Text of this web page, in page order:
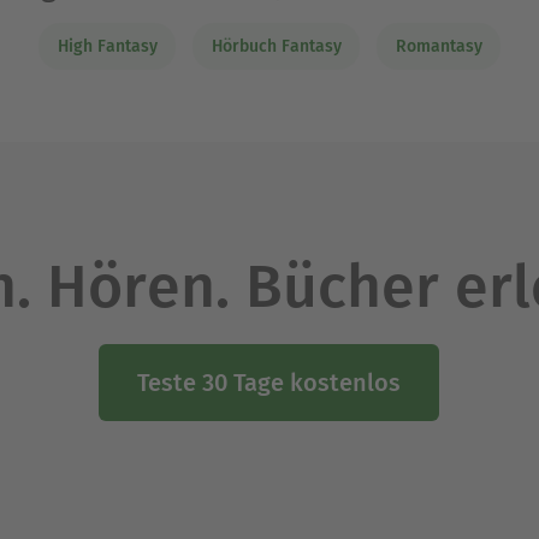
High Fantasy Hörbuch Fantasy Romantasy
Hören. Bücher
Teste 30 Tage kostenlos